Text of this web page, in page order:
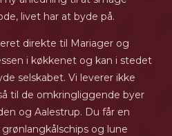
livet har at byde på.
direkte til Mariager og
i køkkenet og kan i stedet
selskabet. Vi leverer ikke
til de omkringliggende byer
og Aalestrup. Du får en
og lune